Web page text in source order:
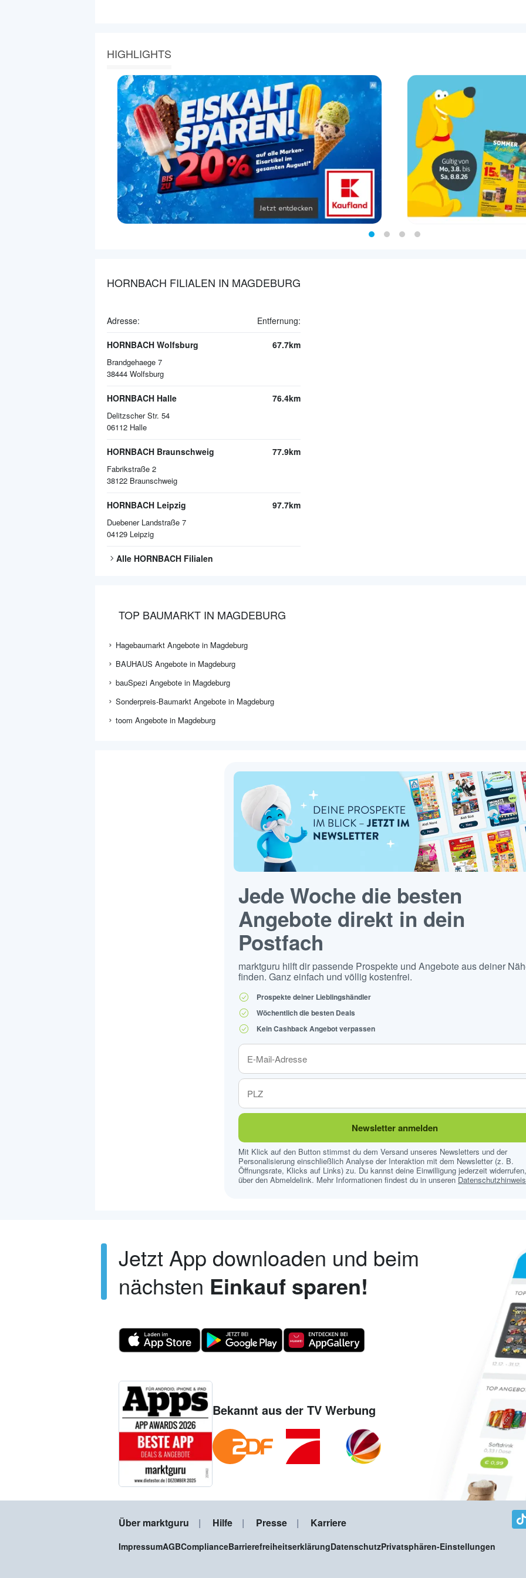
HIGHLIGHTS
HORNBACH FILIALEN IN MAGDEBURG
Adresse: Entfernung:
HORNBACH Wolfsburg
Brandgehaege 7
38444 Wolfsburg
67.7km
HORNBACH Halle
Delitzscher Str. 54
06112 Halle
76.4km
HORNBACH Braunschweig
Fabrikstraße 2
38122 Braunschweig
77.9km
HORNBACH Leipzig
Duebener Landstraße 7
04129 Leipzig
97.7km
Alle HORNBACH Filialen
TOP BAUMARKT IN MAGDEBURG
Hagebaumarkt Angebote in Magdeburg
BAUHAUS Angebote in Magdeburg
bauSpezi Angebote in Magdeburg
Sonderpreis-Baumarkt Angebote in Magdeburg
toom Angebote in Magdeburg
Jede Woche die besten
Angebote direkt in dein
Postfach
marktguru hilft dir passende Prospekte und Angebote aus deiner
finden. Ganz einfach und völlig kostenfrei.
Prospekte deiner Lieblingshändler
Wöchentlich die besten Deals
Kein Cashback Angebot verpassen
Newsletter anmelden
Mit Klick auf den Button stimmst du dem Versand unseres Newsletters und der
Personalisierung einschließlich Analyse der Interaktion mit dem Newsletter (z. B.
Öffnungsrate, Klicks auf Links) zu. Du kannst deine Einwilligung jederzeit
über den Abmeldelink. Mehr Informationen findest du in unseren
Jetzt App downloaden und beim
nächsten Einkauf sparen!
Bekannt aus der TV Werbung
Über marktguru Hilfe Presse Karriere
ImpressumAGBComplianceBarrierefreiheitserklärungDatenschutzPrivatsphären-Einstellungen